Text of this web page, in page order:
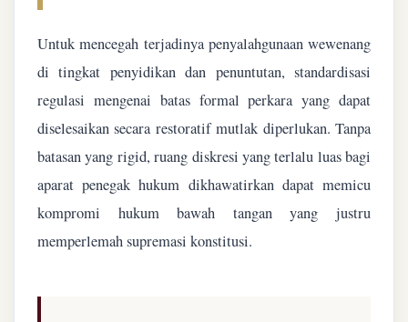
Untuk mencegah terjadinya penyalahgunaan wewenang
di tingkat penyidikan dan penuntutan, standardisasi
regulasi mengenai batas formal perkara yang dapat
diselesaikan secara restoratif mutlak diperlukan. Tanpa
batasan yang rigid, ruang diskresi yang terlalu luas bagi
aparat penegak hukum dikhawatirkan dapat memicu
kompromi hukum bawah tangan yang justru
memperlemah supremasi konstitusi.